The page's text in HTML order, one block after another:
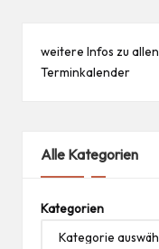
weitere Infos zu allen
Terminkalender
Alle Kategorien
Kategorien